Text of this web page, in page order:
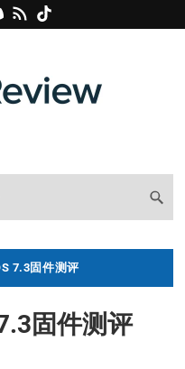
7.3固件测评
固件测评